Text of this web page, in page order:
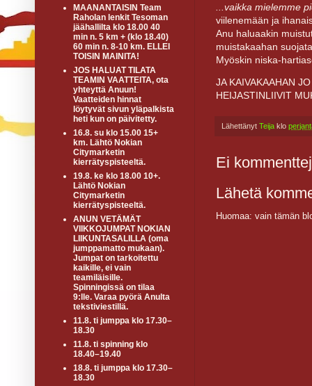
...vaikka mielemme
viilenemään ja
Anu haluaakin
muistakaahan
Myöskin niska-
JA KAIVAKAAHAN
HEIJASTINLIIVIT
Lähettänyt Teija klo
Ei
Lähetä
Huomaa: vain tämän
MAANANTAISIN Team
Raholan lenkit Tesoman
jäähallilta klo 18.00 40
min n. 5 km + (klo 18.40)
60 min n. 8-10 km. ELLEI
TOISIN MAINITA!
JOS HALUAT TILATA
TEAMIN VAATTEITA, ota
yhteyttä Anuun!
Vaatteiden hinnat
löytyvät sivun yläpalkista
heti kun on päivitetty.
16.8. su klo 15.00 15+
km. Lähtö Nokian
Citymarketin
kierrätyspisteeltä.
19.8. ke klo 18.00 10+.
Lähtö Nokian
Citymarketin
kierrätyspisteeltä.
ANUN VETÄMÄT
VIIKKOJUMPAT NOKIAN
LIIKUNTASALILLA (oma
jumppamatto mukaan).
Jumpat on tarkoitettu
kaikille, ei vain
teamiläisille.
Spinningissä on tilaa
9:lle. Varaa pyörä Anulta
tekstiviestillä.
11.8. ti jumppa klo 17.30–
18.30
11.8. ti spinning klo
18.40–19.40
18.8. ti jumppa klo 17.30–
18.30